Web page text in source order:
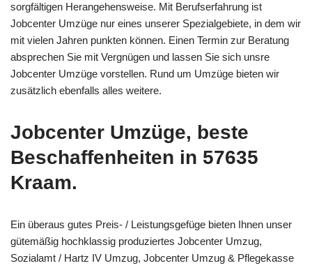
sorgfältigen Herangehensweise. Mit Berufserfahrung ist
Jobcenter Umzüge nur eines unserer Spezialgebiete, in dem wir
mit vielen Jahren punkten können. Einen Termin zur Beratung
absprechen Sie mit Vergnügen und lassen Sie sich unsre
Jobcenter Umzüge vorstellen. Rund um Umzüge bieten wir
zusätzlich ebenfalls alles weitere.
Jobcenter Umzüge, beste
Beschaffenheiten in 57635
Kraam.
Ein überaus gutes Preis- / Leistungsgefüge bieten Ihnen unser
gütemäßig hochklassig produziertes Jobcenter Umzug,
Sozialamt / Hartz IV Umzug, Jobcenter Umzug & Pflegekasse